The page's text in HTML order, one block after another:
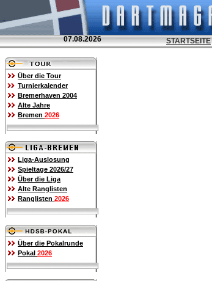
07.08.2026 STARTSEITE
Über die Tour
Turnierkalender
Bremerhaven 2004
Alte Jahre
Bremen 2026
Liga-Auslosung
Spieltage 2026/27
Über die Liga
Alte Ranglisten
Ranglisten 2026
Über die Pokalrunde
Pokal 2026